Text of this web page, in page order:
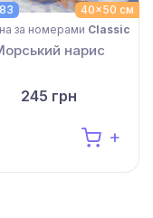
40x50 см
за номерами Classic
нарис
245 грн